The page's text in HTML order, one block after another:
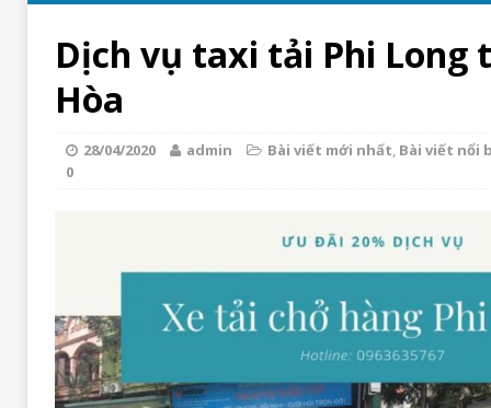
Dịch vụ taxi tải Phi Long
Hòa
28/04/2020 admin Bài viết mới nhất, Bài viết nổi
0